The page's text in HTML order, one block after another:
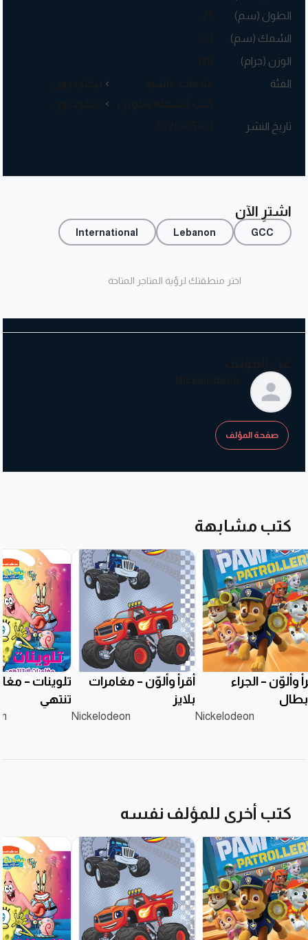
الطول (سم)
السُمك (سم)
الوزن (جرام)
الفئة
تاريخ النشر
اشترِ الآن
GCC
Lebanon
International
اختر منطقتك لرؤية المتاجر المتاحة
صفحة المؤلف
كتب مشابهة
وألوّن – الجراء
Nickelodeon
أقرأ وألوّن – مغامرات
بلايز
Nickelodeon
تلوينات –
تنتهي
كتب أخرى للمؤلف نفسه